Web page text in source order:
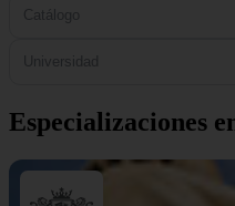
Catálogo
Universidad
Especializaciones